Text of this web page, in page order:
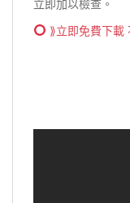
立即加以檢查。
⟫立即免費下載